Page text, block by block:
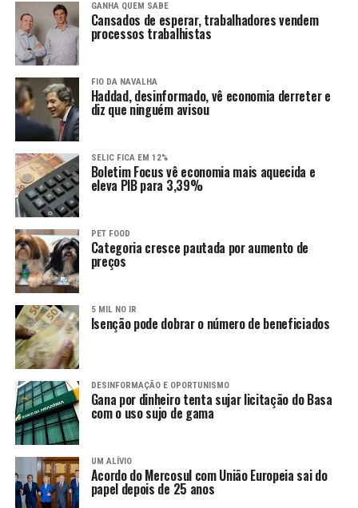
GANHA QUEM SABE
Cansados de esperar, trabalhadores vendem
processos trabalhistas
FIO DA NAVALHA
Haddad, desinformado, vê economia derreter e
diz que ninguém avisou
SELIC FICA EM 12%
Boletim Focus vê economia mais aquecida e
eleva PIB para 3,39%
PET FOOD
Categoria cresce pautada por aumento de
preços
5 MIL NO IR
Isenção pode dobrar o número de beneficiados
DESINFORMAÇÃO E OPORTUNISMO
Gana por dinheiro tenta sujar licitação do Basa
com o uso sujo de gama
UM ALÍVIO
Acordo do Mercosul com União Europeia sai do
papel depois de 25 anos